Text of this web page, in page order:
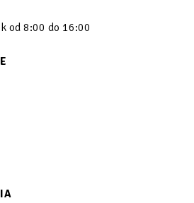
od 8:00 do 16:00